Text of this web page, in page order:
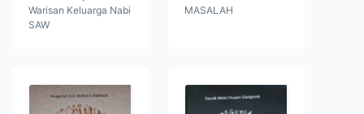
Warisan Keluarga Nabi
SAW
MASALAH